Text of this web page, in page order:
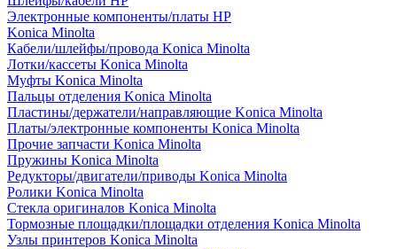
Электронные компоненты/платы HP
Konica Minolta
Кабели/шлейфы/провода Konica Minolta
Лотки/кассеты Konica Minolta
Муфты Konica Minolta
Пальцы отделения Konica Minolta
Пластины/держатели/направляющие Konica Minolta
Платы/электронные компоненты Konica Minolta
Прочие запчасти Konica Minolta
Пружины Konica Minolta
Редукторы/двигатели/приводы Konica Minolta
Ролики Konica Minolta
Стекла оригиналов Konica Minolta
Тормозные площадки/площадки отделения Konica Minolta
Узлы принтеров Konica Minolta